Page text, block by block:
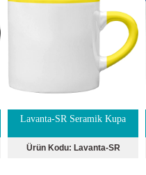
Lavanta-SR Seramik Kupa
Ürün Kodu: Lavanta-SR